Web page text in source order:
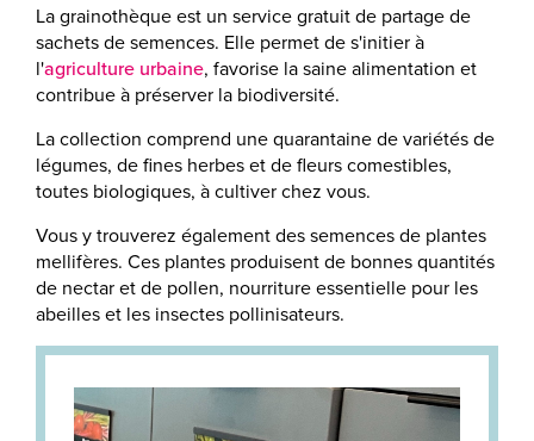
La grainothèque est un service gratuit de partage de
sachets de semences. Elle permet de s'initier à
l'agriculture urbaine, favorise la saine alimentation et
contribue à préserver la biodiversité.
La collection comprend une quarantaine de variétés de
légumes, de fines herbes et de fleurs comestibles,
toutes biologiques, à cultiver chez vous.
Vous y trouverez également des semences de plantes
mellifères. Ces plantes produisent de bonnes quantités
de nectar et de pollen, nourriture essentielle pour les
abeilles et les insectes pollinisateurs.